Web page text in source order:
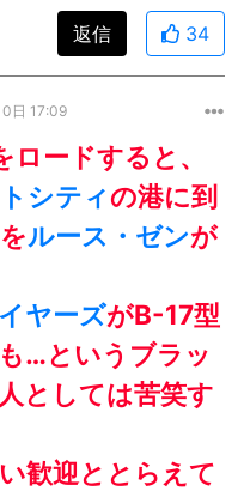
返信 34
日 17:09
ードすると、
シティの港に到
ルース・ゼンが
ヤーズがB-17型
…というブラッ
としては苦笑す
歓迎ととらえて